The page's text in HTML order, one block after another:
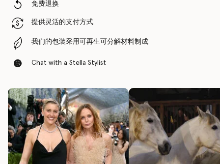
免费退换
提供灵活的支付方式
我们的包装采用可再生可分解材料制成
Chat with a Stella Stylist